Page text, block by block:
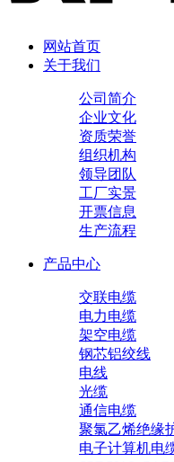
网站首页
关于我们
公司简介
企业文化
资质荣誉
组织机构
领导团队
工厂实景
开票信息
生产流程
产品中心
交联电缆
电力电缆
架空电缆
钢芯铝绞线
电线
光缆
通信电缆
聚氯乙烯绝缘
电子计算机电